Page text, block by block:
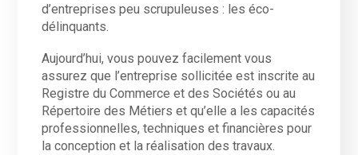
d’entreprises peu scrupuleuses : les éco-
délinquants.
Aujourd’hui, vous pouvez facilement vous
assurez que l’entreprise sollicitée est inscrite au
Registre du Commerce et des Sociétés ou au
Répertoire des Métiers et qu’elle a les capacités
professionnelles, techniques et financières pour
la conception et la réalisation des travaux.